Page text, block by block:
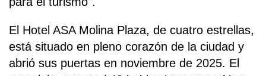
El Hotel ASA Molina Plaza, de cuatro estrellas,
está situado en pleno corazón de la ciudad y
abrió sus puertas en noviembre de 2025. El